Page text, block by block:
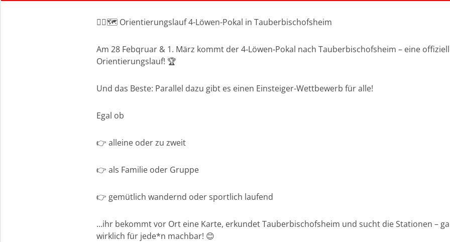
🏃‍♂️🗺️ Orientierungslauf 4-Löwen-Pokal in Tauberbischofsheim
Am 28 Febqruar & 1. März kommt der 4‑Löwen‑Pokal nach Tauberbischofsheim – eine
Orientierungslauf! 🏆
Und das Beste: Parallel dazu gibt es einen Einsteiger-Wettbewerb für alle!
Egal ob
👉 alleine oder zu zweit
👉 als Familie oder Gruppe
👉 gemütlich wandernd oder sportlich laufend
…ihr bekommt vor Ort eine Karte, erkundet Tauberbischofsheim und sucht die Stationen –
wirklich für jede*n machbar! 😊